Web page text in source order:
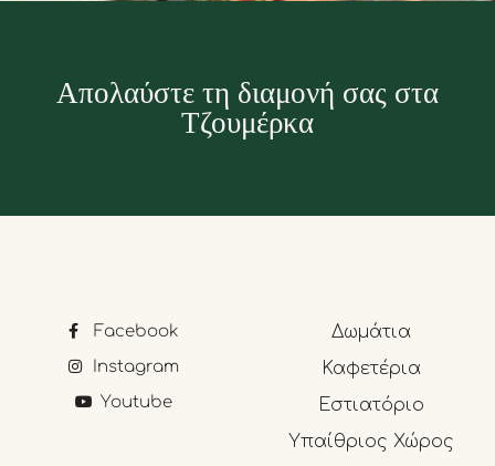
Απολαύστε τη διαμονή σας στα
Τζουμέρκα
Facebook
Instagram
Youtube
Δωμάτια
Καφετέρια
Εστιατόριο
Υπαίθριος Χώρος